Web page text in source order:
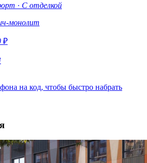
· С отделкой
монолит
₽
на код, чтобы быстро набрать